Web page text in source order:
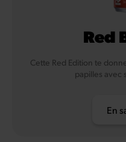
Red
Cette Red Edition te
papilles avec
En